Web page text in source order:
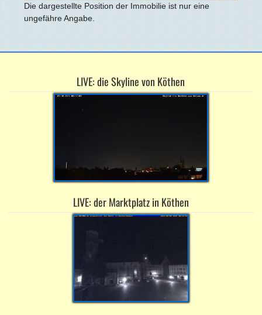
Die dargestellte Position der Immobilie ist nur eine
ungefähre Angabe.
LIVE: die Skyline von Köthen
LIVE: der Marktplatz in Köthen